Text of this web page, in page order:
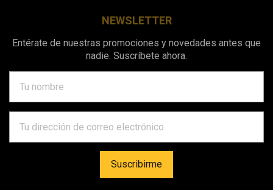
NEWSLETTER
Entérate de nuestras promociones y novedades antes que
nadie. Suscríbete ahora.